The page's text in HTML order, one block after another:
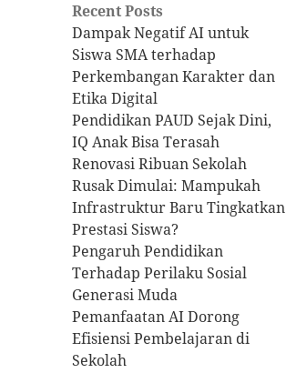
Recent Posts
Dampak Negatif AI untuk
Siswa SMA terhadap
Perkembangan Karakter dan
Etika Digital
Pendidikan PAUD Sejak Dini,
IQ Anak Bisa Terasah
Renovasi Ribuan Sekolah
Rusak Dimulai: Mampukah
Infrastruktur Baru Tingkatkan
Prestasi Siswa?
Pengaruh Pendidikan
Terhadap Perilaku Sosial
Generasi Muda
Pemanfaatan AI Dorong
Efisiensi Pembelajaran di
Sekolah